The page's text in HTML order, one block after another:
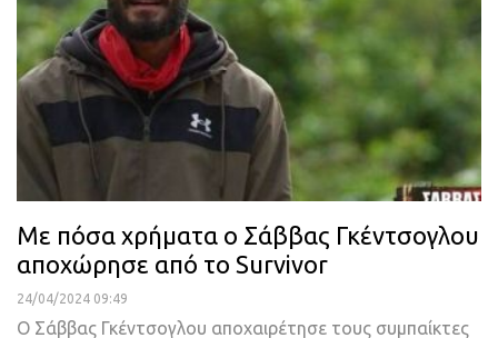
Με πόσα χρήματα ο Σάββας Γκέντσογλου
αποχώρησε από το Survivor
24/04/2024 09:49
Ο Σάββας Γκέντσογλου αποχαιρέτησε τους συμπαίκτες